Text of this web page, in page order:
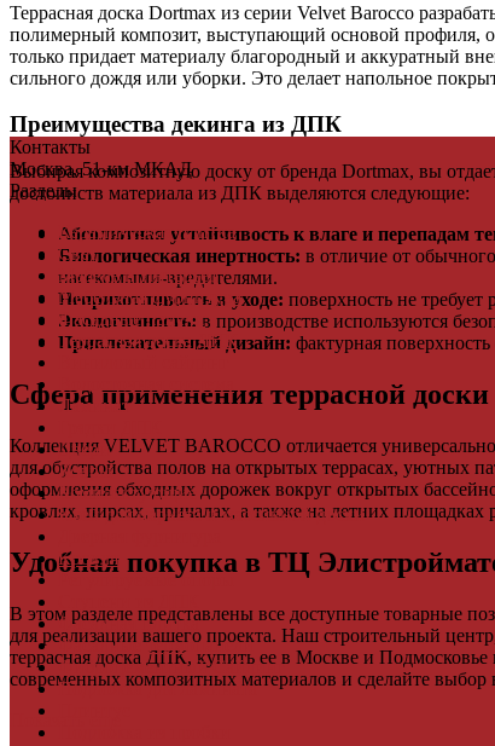
Террасная доска Dortmax из серии Velvet Barocco
полимерный композит, выступающий основой профиля,
только придает материалу благородный и аккуратный
сильного дождя или уборки. Это делает напольное
Преимущества декинга из ДПК
Выбирая композитную доску от бренда Dortmax, вы
достоинств материала из ДПК выделяются следующие:
Абсолютная устойчивость к влаге и перепадам
Биологическая инертность: в отличие от
насекомыми-вредителями.
Неприхотливость в уходе: поверхность не
Экологичность: в производстве используются
Привлекательный дизайн: фактурная
Сфера применения террасной доски
Коллекция VELVET BAROCCO отличается
для обустройства полов на открытых террасах, уютных
оформления обходных дорожек вокруг открытых
кровлях, пирсах, причалах, а также на летних площадках
Удобная покупка в ТЦ
В этом разделе представлены все доступные товарные
для реализации вашего проекта. Наш строительный
террасная доска ДПК, купить ее в Москве и
современных композитных материалов и сделайте выбор
Показать еще
Контакты
Москва, 51-км МКАД
Разделы
Керамическая плитка
Свет
Мебель и Интерьер
Мебельная фурнитура
Фасадные панели
Террасная доска ДПК
Ламинат
Двери
Ковры
Комплектующие
Клей для паркета и массивной доски
Кровля
Регулируемые опоры
Фасадная плитка
Фасадные термопанели
Фиброцементный Сайдинг
Подложка для ламината